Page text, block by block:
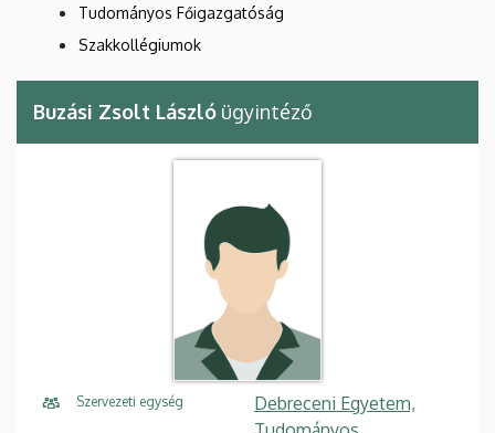
Tudományos Főigazgatóság
Szakkollégiumok
Buzási Zsolt László ügyintéző
Szervezeti egység
Debreceni Egyetem,